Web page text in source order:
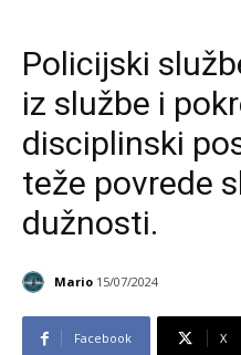
Policijski
iz službe i
disciplinski
teže povrede
dužnosti.
Mario 15/07/2024
Facebook X